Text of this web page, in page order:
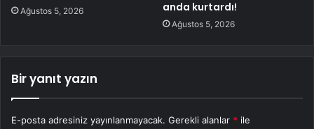
Ağustos 5, 2026
anda kurtardı!
Ağustos 5, 2026
Bir yanıt yazın
E-posta adresiniz yayınlanmayacak. Gerekli alanlar * ile